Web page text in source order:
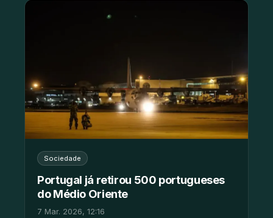
Sociedade
Portugal já retirou 500 portugueses
do Médio Oriente
7 Mar. 2026, 12:16